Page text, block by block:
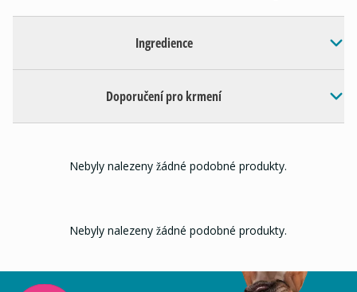
Ingredience
Doporučení pro krmení
Nebyly nalezeny žádné podobné produkty.
Nebyly nalezeny žádné podobné produkty.